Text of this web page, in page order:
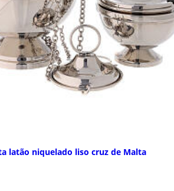
latão niquelado liso cruz de Malta